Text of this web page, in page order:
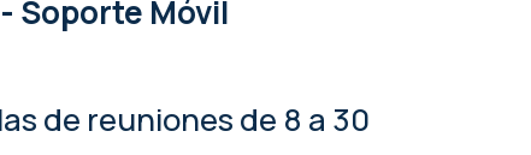
Soporte Móvil
de reuniones de 8 a 30